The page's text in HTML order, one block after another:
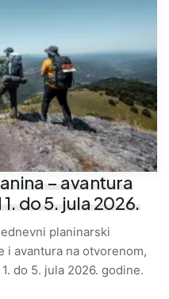
– avantura
do 5. jula 2026.
planinarski
i avantura na otvorenom,
do 5. jula 2026. godine.